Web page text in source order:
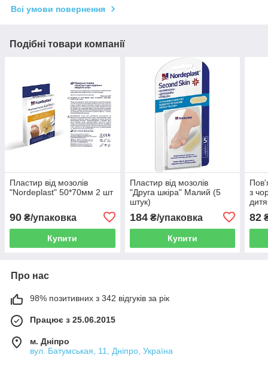
Всі умови повернення
Подібні товари компанії
Пластир від мозолів
"Nordeplast" 50*70мм 2 шт
90 ₴/упаковка
Купити
Пластир від мозолів
"Друга шкіра" Малий (5
штук)
184₴/упаковка
Купити
з
82
Про нас
98% позитивних з 342 відгуків за рік
Працює з 25.06.2015
м. Дніпро
вул. Батумськая, 11, Дніпро, Україна